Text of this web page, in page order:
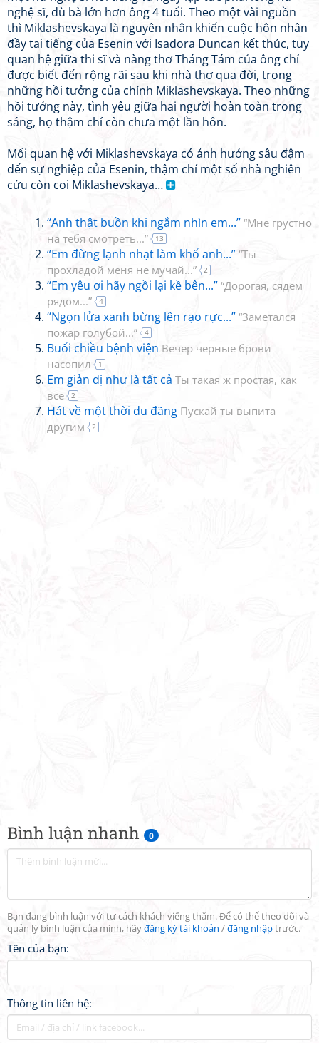
Bình luận nhanh 0
Bạn đang bình luận với tư cách khách viếng thăm. Để có thể theo dõi và
quản lý bình luận của mình, hãyđăng ký tài khoản /đăng nhậptrước.
Tên của bạn:
Thông tin liên hệ:
nghệ sĩ, dù bà lớn hơn ông 4 tuổi. Theo một vài nguồn
thì Miklashevskaya là nguyên nhân khiến cuộc hôn nhân
đầy tai tiếng của Esenin với Isadora Duncan kết thúc, tuy
quan hệ giữa thi sĩ và nàng thơ Tháng Tám của ông chỉ
được biết đến rộng rãi sau khi nhà thơ qua đời, trong
những hồi tưởng của chính Miklashevskaya. Theo những
hồi tưởng này, tình yêu giữa hai người hoàn toàn trong
sáng, họ thậm chí còn chưa một lần hôn.
Mối quan hệ với Miklashevskaya có ảnh hưởng sâu đậm
đến sự nghiệp của Esenin, thậm chí một số nhà nghiên
cứu còn coi Miklashevskaya…
“Anh thật buồn khi ngắm nhìn em...” “Мне грустно
на тебя смотреть...”
13
“Em đừng lạnh nhạt làm khổ anh...” “Ты
прохладой меня не мучай...”
2
“Em yêu ơi hãy ngồi lại kề bên...” “Дорогая, сядем
рядом...”
4
“Ngọn lửa xanh bừng lên rạo rực...” “Заметался
пожар голубой...”
4
Buổi chiều bệnh viện Вечер черные брови
насопил
1
Em giản dị như là tất cả Ты такая ж простая, как
все
2
Hát về một thời du đãng Пускай ты выпита
другим
2